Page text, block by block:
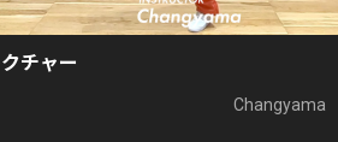
クチャー
Changyama